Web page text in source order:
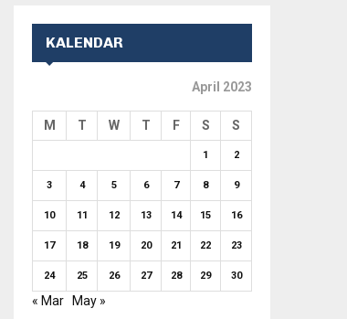
KALENDAR
April 2023
M T W T F S S
1 2
3 4 5 6 7 8 9
10 11 12 13 14 15 16
17 18 19 20 21 22 23
24 25 26 27 28 29 30
« Mar May »